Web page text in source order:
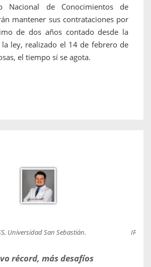
Nacional de Conocimientos de
mantener sus contrataciones por
de dos años contado desde la
ley, realizado el 14 de febrero de
el tiempo sí se agota.
Universidad San Sebastián.
récord, más desafíos